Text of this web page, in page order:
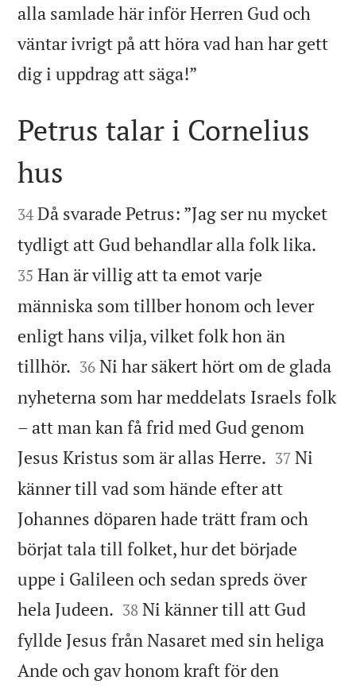
alla samlade här inför Herren Gud och
väntar ivrigt på att höra vad han har gett
dig i uppdrag att säga!”

Petrus talar i Cornelius
hus

34 Då svarade Petrus: ”Jag ser nu mycket
tydligt att Gud behandlar alla folk lika.
35 Han är villig att ta emot varje
människa som tillber honom och lever
enligt hans vilja, vilket folk hon än
tillhör. 

36 Ni har säkert hört om de glada
nyheterna som har meddelats Israels folk
– att man kan få frid med Gud genom
Jesus Kristus som är allas Herre. 

37 Ni
känner till vad som hände efter att
Johannes döparen hade trätt fram och
börjat tala till folket, hur det började
uppe i Galileen och sedan spreds över
hela Judeen. 

38 Ni känner till att Gud
fyllde Jesus från Nasaret med sin heliga
Ande och gav honom kraft för den